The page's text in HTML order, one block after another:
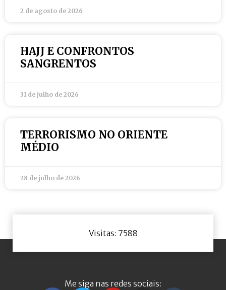
2 de agosto de 2026
HAJJ E CONFRONTOS
SANGRENTOS
31 de julho de 2026
TERRORISMO NO ORIENTE
MÉDIO
28 de julho de 2026
Visitas: 7588
Me siga nas redes sociais: